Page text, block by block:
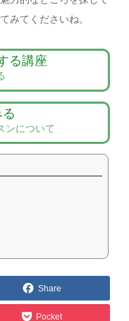
みてくださいね。
る講座
ンについて
Share
Pocket